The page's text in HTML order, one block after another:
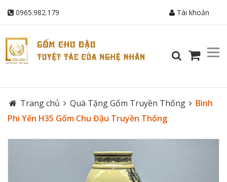
0965.982.179 Tài khoản
Trang chủ Quà Tặng Gốm Truyền Thống
Bình
Phi Yến H35 Gốm Chu Đậu Truyền Thống